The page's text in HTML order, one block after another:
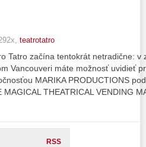
teatrotatro
Tatro začína tentokrát netradične: v
Vancouveri máte možnosť uvidieť
MARIKA PRODUCTIONS
MAGICAL THEATRICAL VENDING
RSS